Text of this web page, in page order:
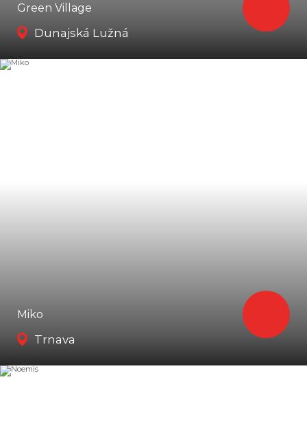
Green Village
Dunajská Lužná
Miko
Trnava